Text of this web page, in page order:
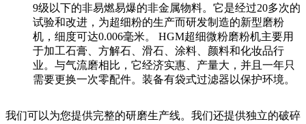
9级以下的非易燃易爆的非金属物料。它是经过20多次的
试验和改进，为超细粉的生产而研发制造的新型磨粉
机，细度可达0.006毫米。 HGM超细微粉磨粉机主要用
于加工石膏、方解石、滑石、涂料、颜料和化妆品行
业。与气流磨相比，它经济实惠、产量大，并且一年只
需要更换一次零配件。装备有袋式过滤器以保护环境。
我们可以为您提供完整的研磨生产线。我们还提供独立的破碎